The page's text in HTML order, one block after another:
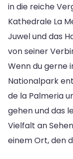
in die reiche
Kathedrale La
Juwel und das
von seiner
Wenn du gerne
Nationalpark
de la Palmeria
gehen und das
Vielfalt an
einem Ort, den